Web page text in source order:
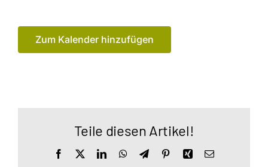
Zum Kalender hinzufügen
Teile diesen Artikel!
Facebook LinkedInWhatsApp
TelegramPinterestXingE-